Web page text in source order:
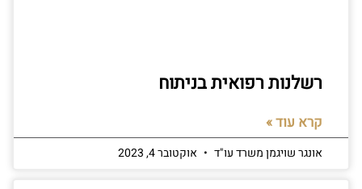
רשלנות רפואית בניתוח
קרא עוד »
אונגר שויגמן משרד עו"ד אוקטובר 4, 2023